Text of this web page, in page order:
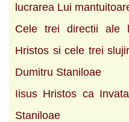
lucrarea Lui
Cele trei directii ale
Hristos si cele trei
Dumitru Staniloae
Iisus Hristos ca
Staniloae